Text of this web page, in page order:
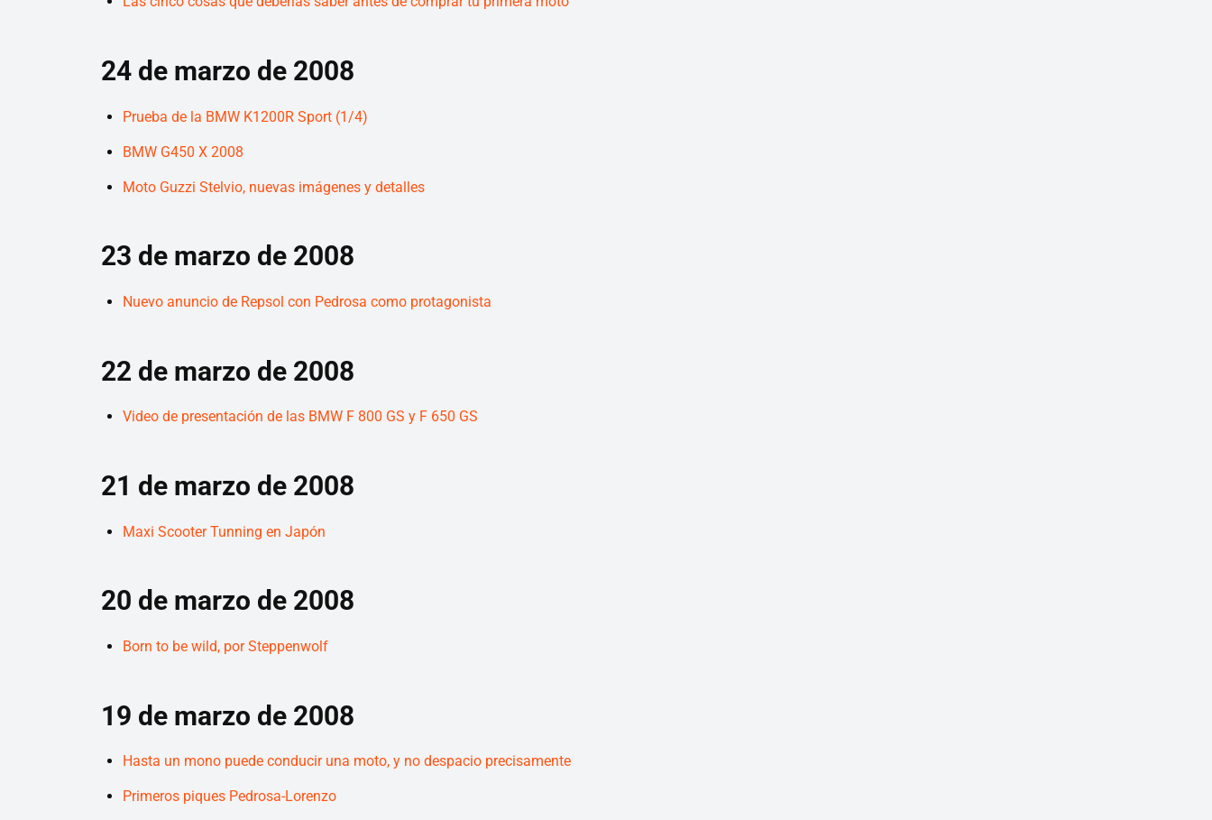
24 de marzo de 2008
Prueba de la BMW K1200R Sport (1/4)
BMW G450 X 2008
Moto Guzzi Stelvio, nuevas imágenes y detalles
23 de marzo de 2008
Nuevo anuncio de Repsol con Pedrosa como protagonista
22 de marzo de 2008
Video de presentación de las BMW F 800 GS y F 650 GS
21 de marzo de 2008
Maxi Scooter Tunning en Japón
20 de marzo de 2008
Born to be wild, por Steppenwolf
19 de marzo de 2008
Hasta un mono puede conducir una moto, y no despacio precisamente
Primeros piques Pedrosa-Lorenzo